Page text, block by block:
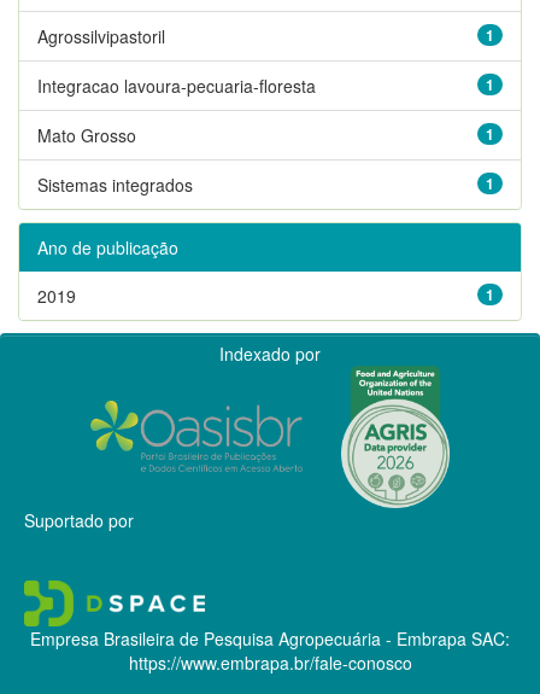
1
Agrossilvipastoril
1
Integracao lavoura-pecuaria-floresta
1
Mato Grosso
1
Sistemas integrados
Ano de publicação
1
2019
Indexado por
Suportado por
Empresa Brasileira de Pesquisa Agropecuária - Embrapa SAC:
https://www.embrapa.br/fale-conosco